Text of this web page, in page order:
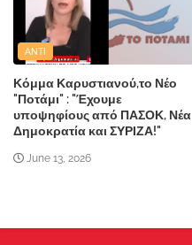
ANTI
Κόμμα Καρυστιανού,το Νέο
"Ποτάμι" : "Έχουμε
υποψηφίους από ΠΑΣΟΚ, Νέα
Δημοκρατία και ΣΥΡΙΖΑ!"
June 13, 2026